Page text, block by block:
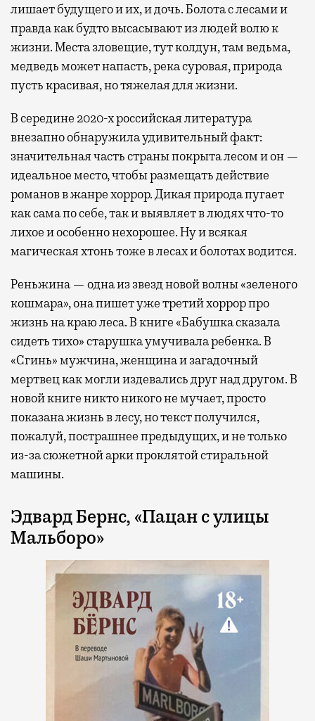
лишает будущего и их, и дочь. Болота с лесами и
правда как будто высасывают из людей волю к
жизни. Места зловещие, тут колдун, там ведьма,
медведь может напасть, река суровая, природа
пусть красивая, но тяжелая для жизни.
В середине 2020-х российская литература
внезапно обнаружила удивительный факт:
значительная часть страны покрыта лесом и он —
идеальное место, чтобы размещать действие
романов в жанре хоррор. Дикая природа пугает
как сама по себе, так и выявляет в людях что-то
лихое и особенно нехорошее. Ну и всякая
магическая хтонь тоже в лесах и болотах водится.
Реньжина — одна из звезд новой волны «зеленого
кошмара», она пишет уже третий хоррор про
жизнь на краю леса. В книге «Бабушка сказала
сидеть тихо» старушка умучивала ребенка. В
«Сгинь» мужчина, женщина и загадочный
мертвец как могли издевались друг над другом. В
новой книге никто никого не мучает, просто
показана жизнь в лесу, но текст получился,
пожалуй, пострашнее предыдущих, и не только
из-за сюжетной арки проклятой стиральной
машины.
Эдвард Бернс, «Пацан с улицы
Мальборо»